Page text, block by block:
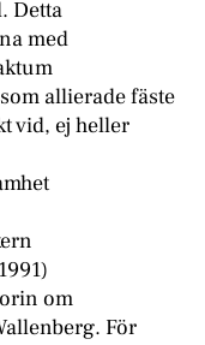
Detta
med
allierade fäste
vid, ej heller
om
För